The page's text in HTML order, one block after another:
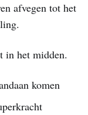
afvegen tot het
in het midden.
komen